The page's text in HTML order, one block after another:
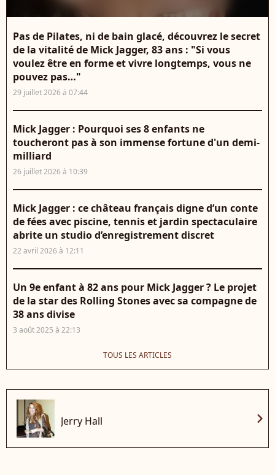
Pas de Pilates, ni de bain glacé, découvrez le secret
de la vitalité de Mick Jagger, 83 ans : "Si vous
voulez être en forme et vivre longtemps, vous ne
pouvez pas…"
29 juillet 2026 à 07:44
Mick Jagger : Pourquoi ses 8 enfants ne
toucheront pas à son immense fortune d'un demi-
milliard
26 juillet 2026 à 10:39
Mick Jagger : ce château français digne d’un conte
de fées avec piscine, tennis et jardin spectaculaire
abrite un studio d’enregistrement discret
22 avril 2026 à 12:11
Un 9e enfant à 82 ans pour Mick Jagger ? Le projet
de la star des Rolling Stones avec sa compagne de
38 ans divise
3 août 2025 à 22:13
TOUS LES ARTICLES
Jerry Hall chevron_right